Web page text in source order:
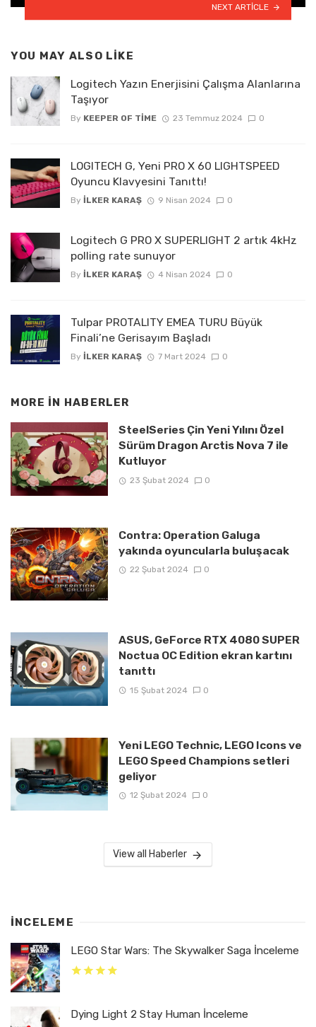
NEXT ARTICLE
YOU MAY ALSO LIKE
Logitech Yazın Enerjisini Çalışma Alanlarına
Taşıyor
By KEEPER OF TIME 23 Temmuz 2024 0
LOGITECH G, Yeni PRO X 60 LIGHTSPEED
Oyuncu Klavyesini Tanıttı!
By İLKER KARAŞ 9 Nisan 2024 0
Logitech G PRO X SUPERLIGHT 2 artık 4kHz
polling rate sunuyor
By İLKER KARAŞ 4 Nisan 2024 0
Tulpar PROTALITY EMEA TURU Büyük
Finali’ne Gerisayım Başladı
By İLKER KARAŞ 7 Mart 2024 0
MORE IN HABERLER
SteelSeries Çin Yeni Yılını Özel
Sürüm Dragon Arctis Nova 7 ile
Kutluyor
23 Şubat 2024 0
Contra: Operation Galuga
yakında oyuncularla buluşacak
22 Şubat 2024 0
ASUS, GeForce RTX 4080 SUPER
Noctua OC Edition ekran kartını
tanıttı
15 Şubat 2024 0
Yeni LEGO Technic, LEGO Icons ve
LEGO Speed Champions setleri
geliyor
12 Şubat 2024 0
View all Haberler
İNCELEME
LEGO Star Wars: The Skywalker Saga İnceleme
Dying Light 2 Stay Human İnceleme